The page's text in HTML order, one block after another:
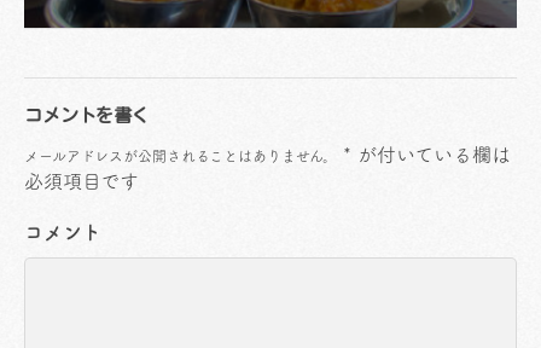
コメントを書く
メールアドレスが公開されることはありません。 * が付いている欄は
必須項目です
コメント